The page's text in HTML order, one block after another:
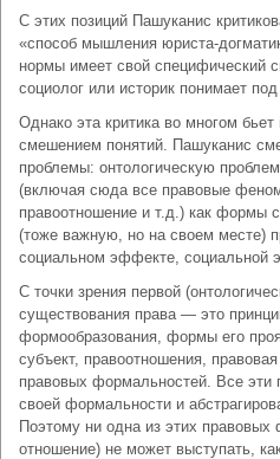
С этих позиций Пашуканис
«способ мышления юриста-
нормы имеет свой специфический
социолог или историк понимает
Однако эта критика во многом
смешением понятий. Пашуканис
проблемы: онтологическую
(включая сюда все правовые
правоотношение и т.д.) как формы
(тоже важную, но на своем месте)
социальном эффекте, социальной
С точки зрения первой
существования права — это
формообразования, формы его
субъект, правоотношения,
правовых формальностей. Все
своей формальности и
Поэтому ни одна из этих
отношение) не может выступать,